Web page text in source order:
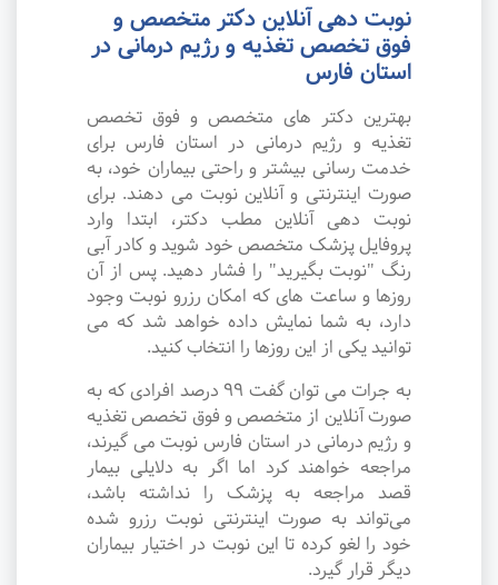
نوبت دهی آنلاین دکتر متخصص و
فوق تخصص تغذیه و رژیم درمانی در
استان فارس
بهترین دکتر های متخصص و فوق تخصص
تغذیه و رژیم درمانی در استان فارس برای
خدمت رسانی بیشتر و راحتی بیماران خود، به
صورت اینترنتی و آنلاین نوبت می دهند. برای
نوبت دهی آنلاین مطب دکتر، ابتدا وارد
پروفایل پزشک متخصص خود شوید و کادر آبی
رنگ "نوبت بگیرید" را فشار دهید. پس از آن
روزها و ساعت های که امکان رزرو نوبت وجود
دارد، به شما نمایش داده خواهد شد که می
توانید یکی از این روزها را انتخاب کنید.
به جرات می‌ توان گفت ۹۹ درصد افرادی که به
صورت آنلاین از متخصص و فوق تخصص تغذیه
و رژیم درمانی در استان فارس نوبت می گیرند،
مراجعه خواهند کرد اما اگر به دلایلی بیمار
قصد مراجعه به پزشک را نداشته باشد،
می‌تواند به صورت اینترنتی نوبت رزرو شده
خود را لغو کرده تا این نوبت در اختیار بیماران
دیگر قرار گیرد.